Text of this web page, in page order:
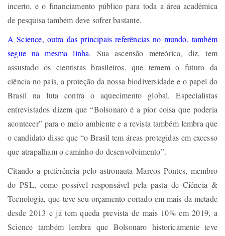
incerto, e o financiamento público para toda a área acadêmica
de pesquisa também deve sofrer bastante.
A Science, outra das principais referências no mundo, também
segue na mesma linha. Sua ascensão meteórica, diz, tem
assustado os cientistas brasileiros, que temem o futuro da
ciência no país, a proteção da nossa biodiversidade e o papel do
Brasil na luta contra o aquecimento global. Especialistas
entrevistados dizem que “Bolsonaro é a pior coisa que poderia
acontecer” para o meio ambiente e a revista também lembra que
o candidato disse que “o Brasil tem áreas protegidas em excesso
que atrapalham o caminho do desenvolvimento”.
Citando a preferência pelo astronauta Marcos Pontes, membro
do PSL, como possível responsável pela pasta de Ciência &
Tecnologia, que teve seu orçamento cortado em mais da metade
desde 2013 e já tem queda prevista de mais 10% em 2019, a
Science também lembra que Bolsonaro historicamente teve